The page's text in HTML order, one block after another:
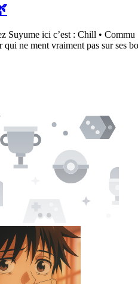
Suyume ici c’est : Chill •
qui ne ment vraiment pas sur ses